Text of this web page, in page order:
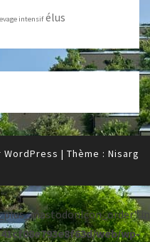
intensif élus
WordPress | Thème : Nisarg
in
web/wp-